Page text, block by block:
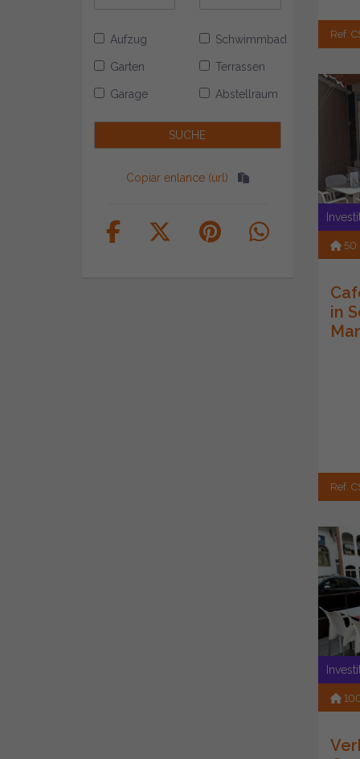
Ref.
50
in
Ref.
Aufzug Schwimmbad
Garten Terrassen
Garage Abstellraum
Copiar enlance (url)